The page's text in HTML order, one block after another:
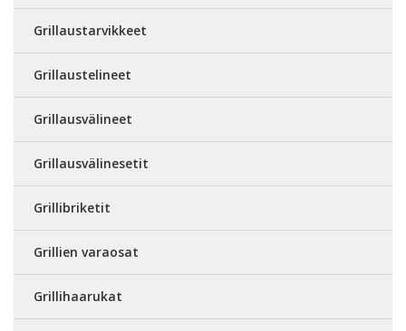
Grillaustarvikkeet
Grillaustelineet
Grillausvälineet
Grillausvälinesetit
Grillibriketit
Grillien varaosat
Grillihaarukat